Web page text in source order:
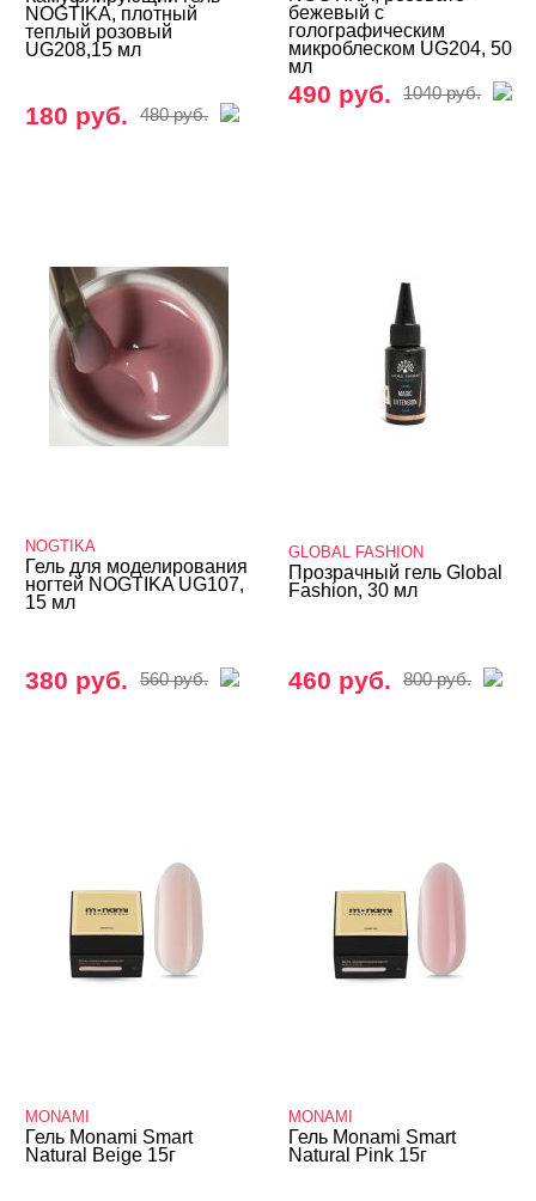
Акригель (полигель)
Гели для френча
CHARME
CosmoLac
COSMOPROFI
E.Mi
FOXY
Global Fashion
IRISK Professional
MIO Nails
MOLLON PRO
MONAMI
NFU.Oh
Nika Nagel
NOGTIKA, плотный
теплый розовый
UG208,15 мл
180 руб. 480 руб.
бежевый с
голографическим
микроблеском UG204, 50
мл
490 руб. 1040 руб.
NOGTIKA
Гель для моделирования
ногтей NOGTIKA UG107,
15 мл
380 руб. 560 руб.
GLOBAL FASHION
Прозрачный гель Global
Fashion, 30 мл
460 руб. 800 руб.
MONAMI
Гель Monami Smart
Natural Beige 15г
MONAMI
Гель Monami Smart
Natural Pink 15г